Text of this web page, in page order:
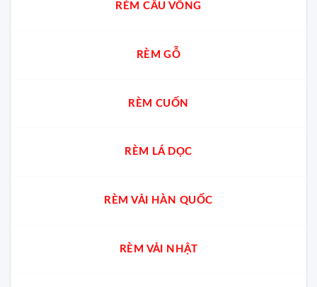
RÈM CẦU VỒNG
RÈM GỖ
RÈM CUỐN
RÈM LÁ DỌC
RÈM VẢI HÀN QUỐC
RÈM VẢI NHẬT